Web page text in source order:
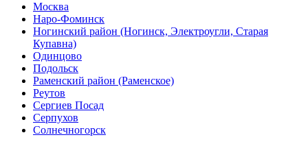
Москва
Наро-Фоминск
Ногинский район (Ногинск, Электроугли, Старая
Купавна)
Одинцово
Подольск
Раменский район (Раменское)
Реутов
Сергиев Посад
Серпухов
Солнечногорск